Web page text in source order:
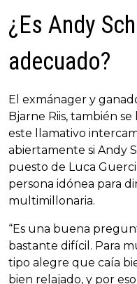
¿Es Andy
adecuado?
El exmánager y
Bjarne Riis, también
este llamativo
abiertamente si Andy
puesto de Luca
persona idónea para
multimillonaria.
“Es una buena
bastante difícil. Para
tipo alegre que caía
bien relajado, y por